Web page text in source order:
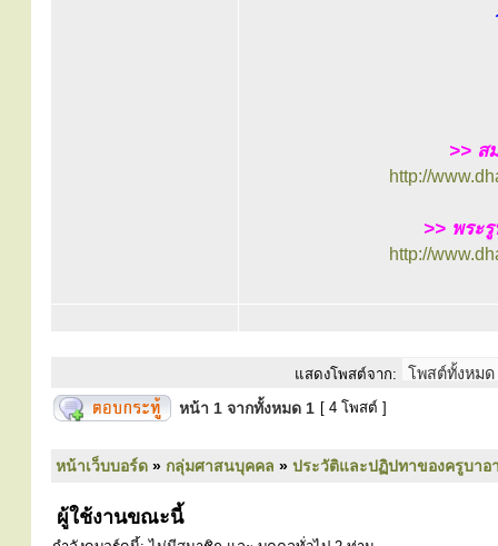
>> ส
http://
>> พระ
http://
แสดงโพสต์จาก:
หน้า 1 จากทั้งหมด 1 [ 4 โพสต์ ]
หน้าเว็บบอร์ด » กลุ่มศาสนบุคคล » ประวัติและปฏิปทาของครูบาอ
ผู้ใช้งานขณะนี้